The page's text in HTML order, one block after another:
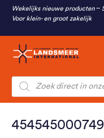
Wekelijks nieuwe producten
Voor klein- en groot zakelijk
Producten
zoeken